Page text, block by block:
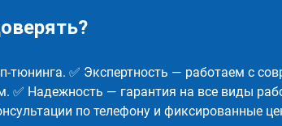
тюнинга. ✅ Экспертность — работаем с
✅ Надежность — гарантия на все виды
по телефону и фиксированные